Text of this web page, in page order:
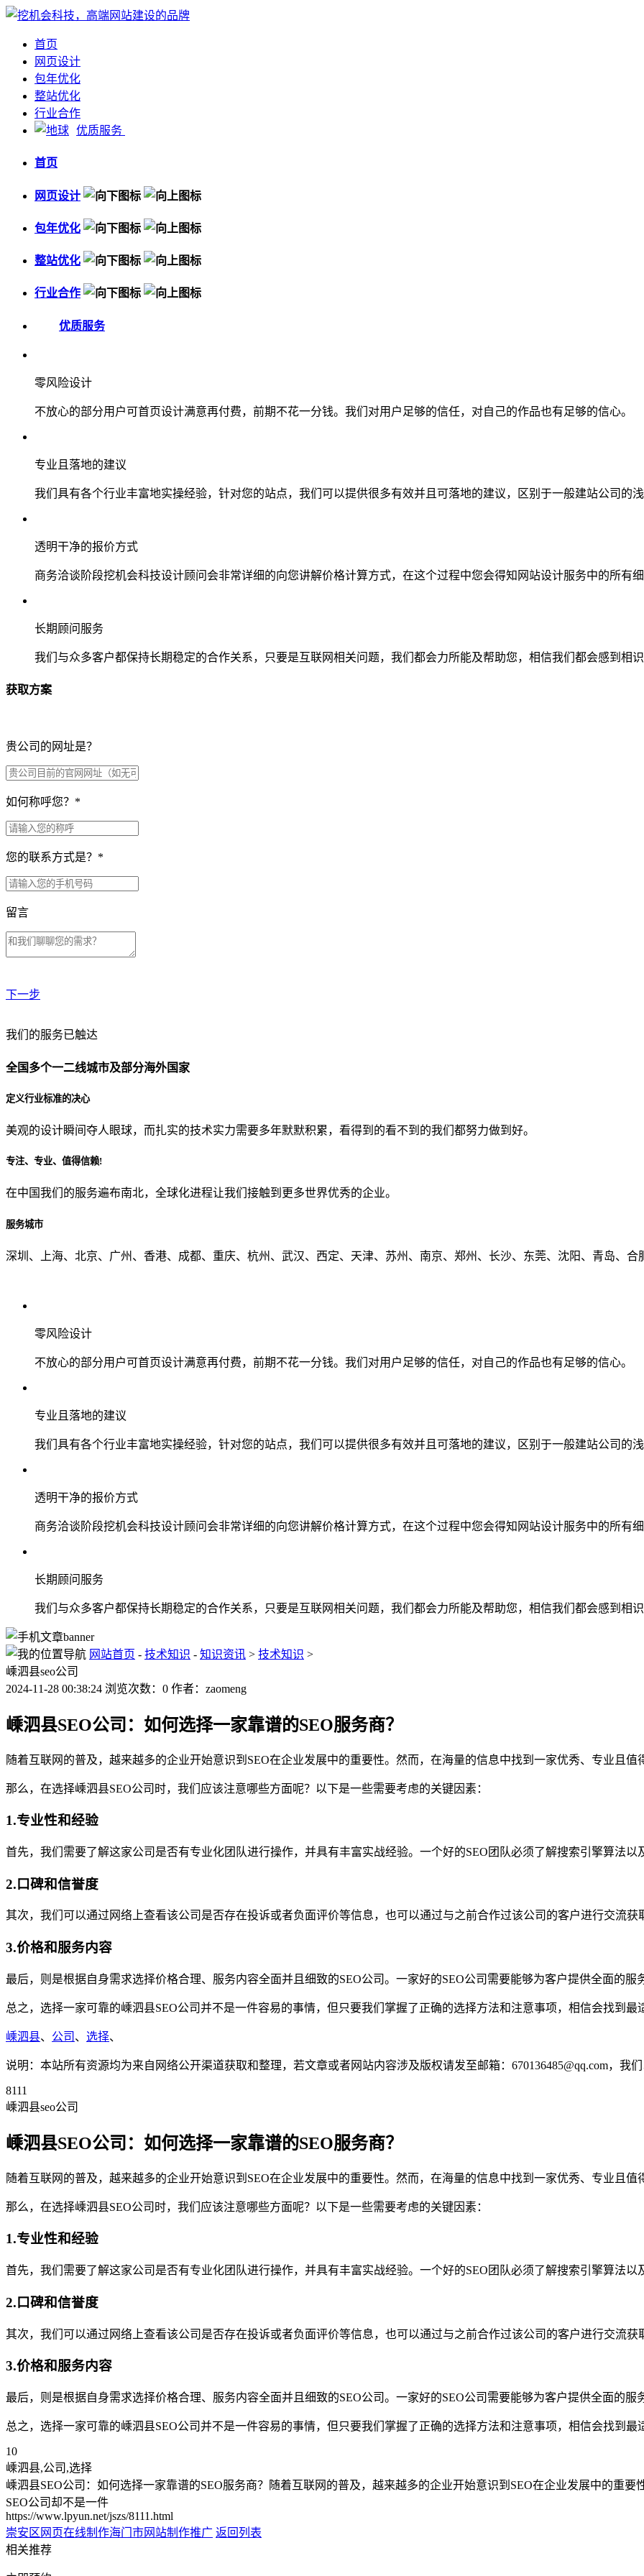
首页
网页设计
包年优化
整站优化
行业合作
优质服务
首页
网页设计
包年优化
整站优化
行业合作
优质服务
零风险设计
不放心的部分用户可首页设计满意再付费，前期不花一分钱。我们对用户足够的信任，对自己的作品也有足够的信心。
专业且落地的建议
我们具有各个行业丰富地实操经验，针对您的站点，我们可以提供很多有效并且可落地的建议，区别于一般建站公司的
透明干净的报价方式
商务洽谈阶段挖机会科技设计顾问会非常详细的向您讲解价格计算方式，在这个过程中您会得知网站设计服务中的所有
长期顾问服务
我们与众多客户都保持长期稳定的合作关系，只要是互联网相关问题，我们都会力所能及帮助您，相信我们都会感到相
获取方案
贵公司的网址是？
如何称呼您？ *
您的联系方式是？ *
留言
下一步
贵公司预算范围是？
贵公司的团队规模是？
从哪里了解到我们？
我们的服务已触达
全国多个一二线城市及部分海外国家
定义行业标准的决心
美观的设计瞬间夺人眼球，而扎实的技术实力需要多年默默积累，看得到的看不到的我们都努力做到好。
专注、专业、值得信赖!
在中国我们的服务遍布南北，全球化进程让我们接触到更多世界优秀的企业。
服务城市
深圳、上海、北京、广州、香港、成都、重庆、杭州、武汉、西定、天津、苏州、南京、郑州、长沙、东莞、沈阳、青岛、合
零风险设计
不放心的部分用户可首页设计满意再付费，前期不花一分钱。我们对用户足够的信任，对自己的作品也有足够的信心。
专业且落地的建议
我们具有各个行业丰富地实操经验，针对您的站点，我们可以提供很多有效并且可落地的建议，区别于一般建站公司的
透明干净的报价方式
商务洽谈阶段挖机会科技设计顾问会非常详细的向您讲解价格计算方式，在这个过程中您会得知网站设计服务中的所有
长期顾问服务
我们与众多客户都保持长期稳定的合作关系，只要是互联网相关问题，我们都会力所能及帮助您，相信我们都会感到相
网站首页 - 技术知识 - 知识资讯 > 技术知识 >
嵊泗县seo公司
2024-11-28 00:38:24 浏览次数：0 作者：zaomeng
嵊泗县SEO公司：如何选择一家靠谱的SEO服务商？
随着互联网的普及，越来越多的企业开始意识到SEO在企业发展中的重要性。然而，在海量的信息中找到一家优秀、专业且
那么，在选择嵊泗县SEO公司时，我们应该注意哪些方面呢？以下是一些需要考虑的关键因素：
1.专业性和经验
首先，我们需要了解这家公司是否有专业化团队进行操作，并具有丰富实战经验。一个好的SEO团队必须了解搜索引擎算法
2.口碑和信誉度
其次，我们可以通过网络上查看该公司是否存在投诉或者负面评价等信息，也可以通过与之前合作过该公司的客户进行交流获
3.价格和服务内容
最后，则是根据自身需求选择价格合理、服务内容全面并且细致的SEO公司。一家好的SEO公司需要能够为客户提供全面的
总之，选择一家可靠的嵊泗县SEO公司并不是一件容易的事情，但只要我们掌握了正确的选择方法和注意事项，相信会找到最
嵊泗县、 公司 、 选择、
说明：本站所有资源均为来自网络公开渠道获取和整理，若文章或者网站内容涉及版权请发至邮箱：670136485@qq.com，我
8111
嵊泗县seo公司
嵊泗县SEO公司：如何选择一家靠谱的SEO服务商？
随着互联网的普及，越来越多的企业开始意识到SEO在企业发展中的重要性。然而，在海量的信息中找到一家优秀、专业且
那么，在选择嵊泗县SEO公司时，我们应该注意哪些方面呢？以下是一些需要考虑的关键因素：
1.专业性和经验
首先，我们需要了解这家公司是否有专业化团队进行操作，并具有丰富实战经验。一个好的SEO团队必须了解搜索引擎算法
2.口碑和信誉度
其次，我们可以通过网络上查看该公司是否存在投诉或者负面评价等信息，也可以通过与之前合作过该公司的客户进行交流获
3.价格和服务内容
最后，则是根据自身需求选择价格合理、服务内容全面并且细致的SEO公司。一家好的SEO公司需要能够为客户提供全面的
总之，选择一家可靠的嵊泗县SEO公司并不是一件容易的事情，但只要我们掌握了正确的选择方法和注意事项，相信会找到最
10
嵊泗县,公司,选择
嵊泗县SEO公司：如何选择一家靠谱的SEO服务商？随着互联网的普及，越来越多的企业开始意识到SEO在企业发展中的重
SEO公司却不是一件
https://www.lpyun.net/jszs/8111.html
崇安区网页在线制作海门市网站制作推广 返回列表
相关推荐